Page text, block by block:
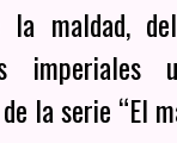
maldad,
imperiales
la serie “El